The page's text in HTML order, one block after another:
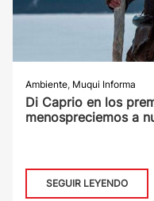
Ambiente, Muqui Informa
Di Caprio en los
menospreciemos a
SEGUIR LEYENDO